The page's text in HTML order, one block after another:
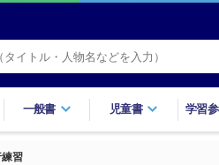
一般書 児童書 学習
習